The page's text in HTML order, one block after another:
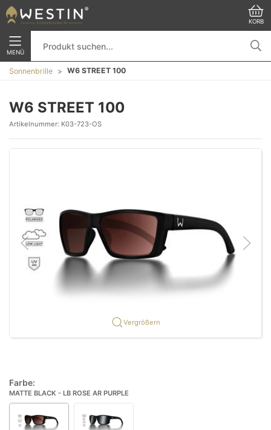
KORB
MENÜ
Sonnenbrille W6 STREET 100
W6 STREET 100
Artikelnummer: K03-723-OS
Vergrößern
Farbe:
MATTE BLACK - LB ROSE AR PURPLE